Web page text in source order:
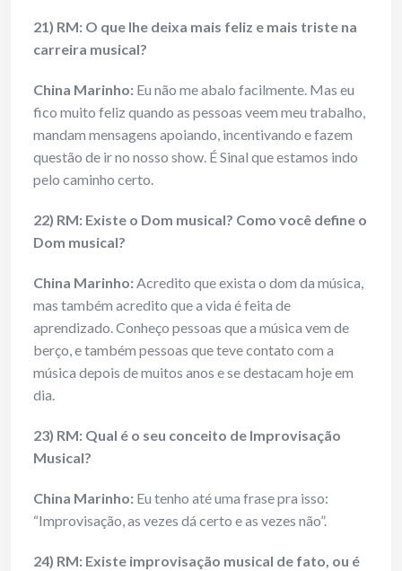
21) RM: O que lhe deixa mais feliz e mais triste na
carreira musical?
China Marinho: Eu não me abalo facilmente. Mas eu
fico muito feliz quando as pessoas veem meu trabalho,
mandam mensagens apoiando, incentivando e fazem
questão de ir no nosso show. É Sinal que estamos indo
pelo caminho certo.
22) RM: Existe o Dom musical? Como você define o
Dom musical?
China Marinho:Acredito que exista o dom da música,
mas também acredito que a vida é feita de
aprendizado. Conheço pessoas que a música vem de
berço, e também pessoas que teve contato com a
música depois de muitos anos e se destacam hoje em
dia.
23) RM: Qual é o seu conceito de Improvisação
Musical?
China Marinho: Eu tenho até uma frase pra isso:
“Improvisação, as vezes dá certo e as vezes não”.
24) RM: Existe improvisação musical de fato, ou é